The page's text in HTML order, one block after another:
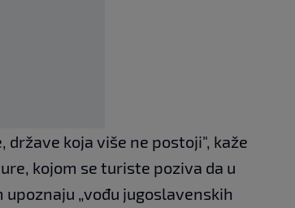
države koja više ne postoji", kaže
kojom se turiste poziva da u
„vođu jugoslavenskih